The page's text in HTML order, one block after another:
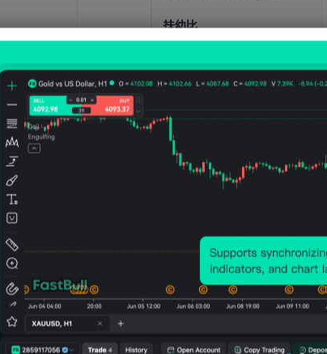
扶幼比
劳动参与率-15岁以上(ILO预
就业/所得,年，1990 ~ 2026
劳动参与率-15岁至64岁
(ILO预估)
就业/所得,年，1990 ~ 2026
就业/所得,年，1990 ~ 2026
每小时实际产出(美元,ILO预
估)
服务/生产/制造/成本/利润,年，